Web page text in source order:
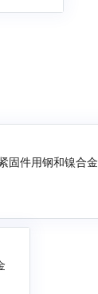
固件用钢和镍合金